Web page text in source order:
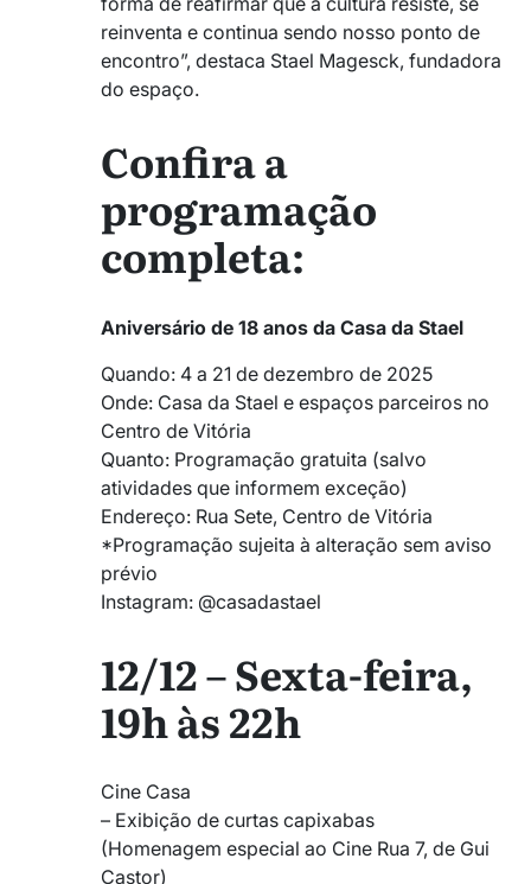
reinventa e continua sendo nosso ponto de
encontro”, destaca Stael Magesck, fundadora
do espaço.
Confira a
programação
completa:
Aniversário de 18 anos da Casa da Stael
Quando: 4 a 21 de dezembro de 2025
Onde: Casa da Stael e espaços parceiros no
Centro de Vitória
Quanto: Programação gratuita (salvo
atividades que informem exceção)
Endereço: Rua Sete, Centro de Vitória
*Programação sujeita à alteração sem aviso
prévio
Instagram: @casadastael
12/12 – Sexta-feira,
19h às 22h
Cine Casa
– Exibição de curtas capixabas
(Homenagem especial ao Cine Rua 7, de Gui
Castor)